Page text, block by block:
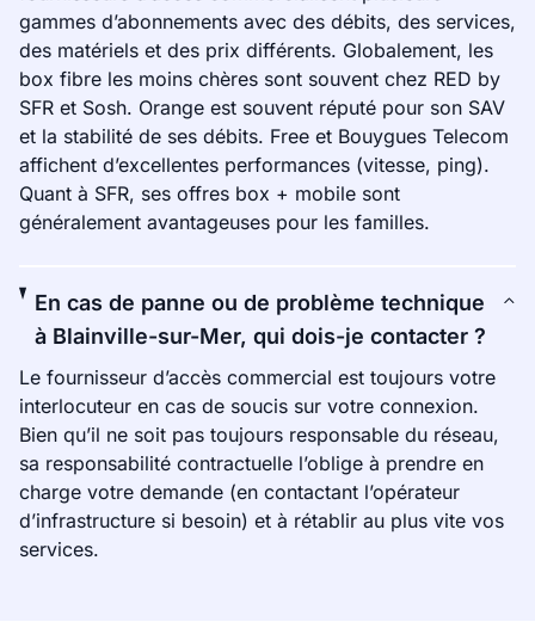
gammes d’abonnements avec des débits, des services,
des matériels et des prix différents. Globalement, les
box fibre les moins chères sont souvent chez RED by
SFR et Sosh. Orange est souvent réputé pour son SAV
et la stabilité de ses débits. Free et Bouygues Telecom
affichent d’excellentes performances (vitesse, ping).
Quant à SFR, ses offres box + mobile sont
généralement avantageuses pour les familles.
En cas de panne ou de problème technique
à Blainville-sur-Mer, qui dois-je contacter ?
Le fournisseur d’accès commercial est toujours votre
interlocuteur en cas de soucis sur votre connexion.
Bien qu’il ne soit pas toujours responsable du réseau,
sa responsabilité contractuelle l’oblige à prendre en
charge votre demande (en contactant l’opérateur
d’infrastructure si besoin) et à rétablir au plus vite vos
services.